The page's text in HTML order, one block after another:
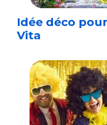
Idée déco
Vita